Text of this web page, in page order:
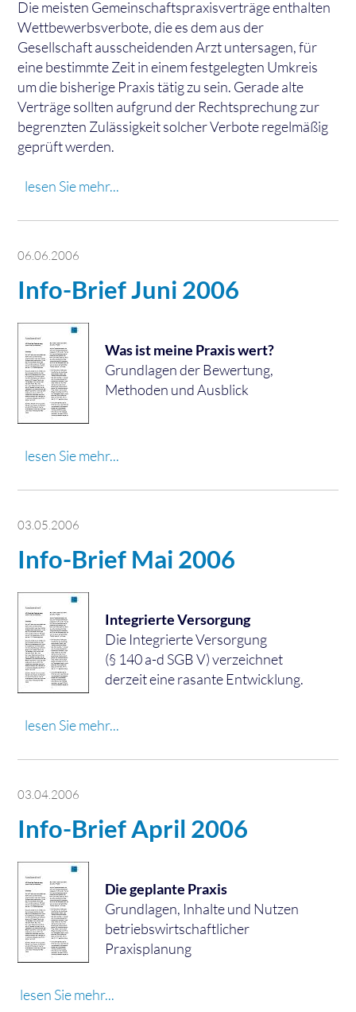
Die meisten Gemeinschaftspraxisverträge enthalten
Wettbewerbsverbote, die es dem aus der
Gesellschaft ausscheidenden Arzt untersagen, für
eine bestimmte Zeit in einem festgelegten Umkreis
um die bisherige Praxis tätig zu sein. Gerade alte
Verträge sollten aufgrund der Rechtsprechung zur
begrenzten Zulässigkeit solcher Verbote regelmäßig
geprüft werden.
lesen Sie mehr...
06.06.2006
Info-Brief Juni 2006
Was ist meine Praxis wert?
Grundlagen der Bewertung,
Methoden und Ausblick
lesen Sie mehr...
03.05.2006
Info-Brief Mai 2006
Integrierte Versorgung
Die Integrierte Versorgung
(§ 140 a-d SGB V) verzeichnet
derzeit eine rasante Entwicklung.
lesen Sie mehr...
03.04.2006
Info-Brief April 2006
Die geplante Praxis
Grundlagen, Inhalte und Nutzen
betriebswirtschaftlicher
Praxisplanung
lesen Sie mehr...